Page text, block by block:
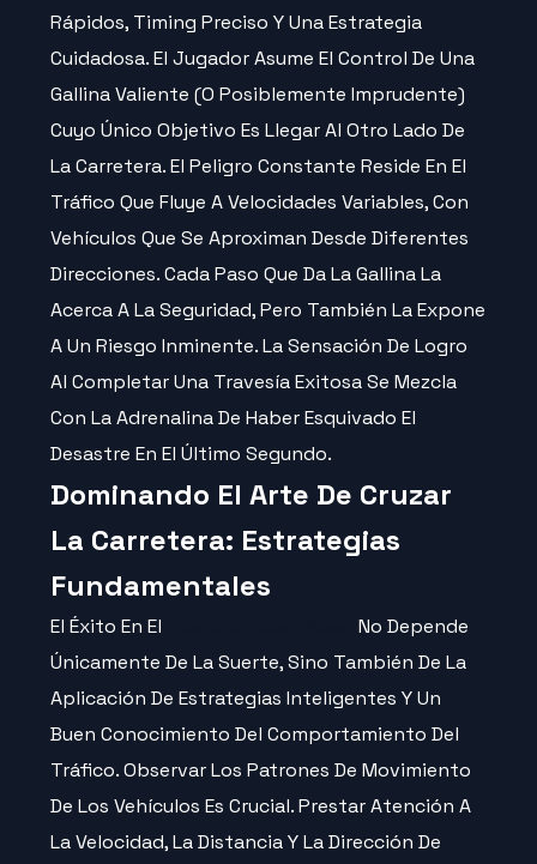
Rápidos, Timing Preciso Y Una Estrategia
Cuidadosa. El Jugador Asume El Control De Una
Gallina Valiente (o Posiblemente Imprudente)
Cuyo Único Objetivo Es Llegar Al Otro Lado De
La Carretera. El Peligro Constante Reside En El
Tráfico Que Fluye A Velocidades Variables, Con
Vehículos Que Se Aproximan Desde Diferentes
Direcciones. Cada Paso Que Da La Gallina La
Acerca A La Seguridad, Pero También La Expone
A Un Riesgo Inminente. La Sensación De Logro
Al Completar Una Travesía Exitosa Se Mezcla
Con La Adrenalina De Haber Esquivado El
Desastre En El Último Segundo.
Dominando El Arte De Cruzar
La Carretera: Estrategias
Fundamentales
El Éxito En El
No Depende
Únicamente De La Suerte, Sino También De La
Aplicación De Estrategias Inteligentes Y Un
Buen Conocimiento Del Comportamiento Del
Tráfico. Observar Los Patrones De Movimiento
De Los Vehículos Es Crucial. Prestar Atención A
La Velocidad, La Distancia Y La Dirección De